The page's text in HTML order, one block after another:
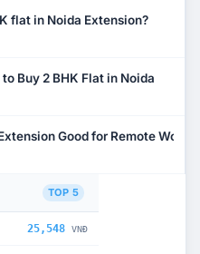
flat in Noida Extension?
Buy 2 BHK Flat in Noida
Good for Remote Work?
TOP 5
25,548 VNĐ